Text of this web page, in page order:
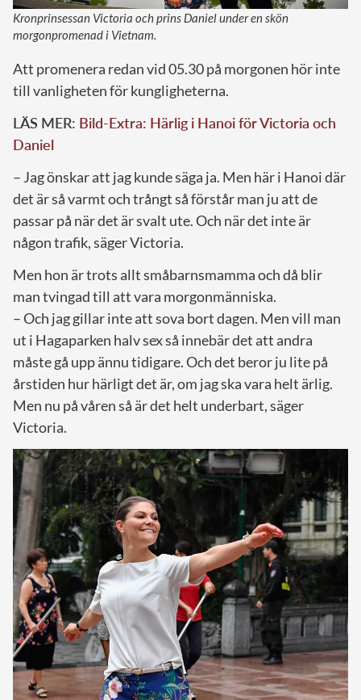
Kronprinsessan Victoria och prins Daniel under en skön
morgonpromenad i Vietnam.
Att promenera redan vid 05.30 på morgonen hör inte
till vanligheten för kungligheterna.
LÄS MER: Bild-Extra: Härlig i Hanoi för Victoria och
Daniel
– Jag önskar att jag kunde säga ja. Men här i Hanoi där
det är så varmt och trångt så förstår man ju att de
passar på när det är svalt ute. Och när det inte är
någon trafik, säger Victoria.
Men hon är trots allt småbarnsmamma och då blir
man tvingad till att vara morgonmänniska.
– Och jag gillar inte att sova bort dagen. Men vill man
ut i Hagaparken halv sex så innebär det att andra
måste gå upp ännu tidigare. Och det beror ju lite på
årstiden hur härligt det är, om jag ska vara helt ärlig.
Men nu på våren så är det helt underbart, säger
Victoria.